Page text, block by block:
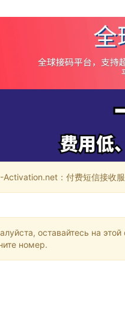
Activation.net：付费短信接收
оставайтесь на
номер.